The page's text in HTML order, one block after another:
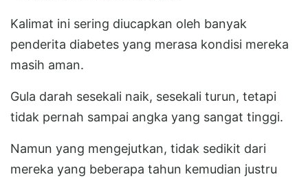
Kalimat ini sering diucapkan oleh banyak
penderita diabetes yang merasa kondisi mereka
masih aman.
Gula darah sesekali naik, sesekali turun, tetapi
tidak pernah sampai angka yang sangat tinggi.
Namun yang mengejutkan, tidak sedikit dari
mereka yang beberapa tahun kemudian justru